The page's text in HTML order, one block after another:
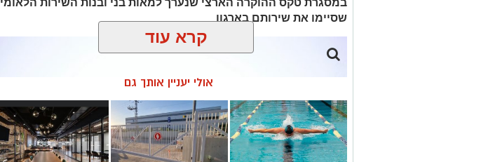
במסגרת טקס ההוקרה הארצי שנערך למאות בני ובנות השירות הלאומי
שסיימו את שירותם בארגון
קרא עוד
אולי יעניין אותך גם